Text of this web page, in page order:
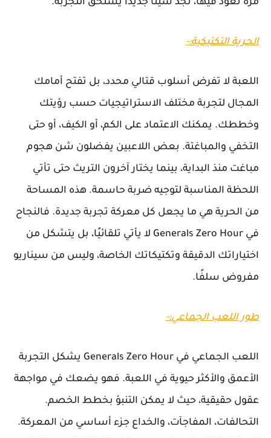
الحرية التكتيكية:-
اللعبة لا تفرض أسلوب قتالي محدد، بل تفتح أمامك
المجال لتجربة مختلف الاستراتيجيات حسب رؤيتك
وخططك. يمكنك الاعتماد على الكم، أو الكيف، أو حتى
التخفي والمباغتة. بعض اللاعبين يفضلون شن هجوم
مباغت منذ البداية، بينما يختار آخرون التريث حتى تأتي
اللحظة المناسبة لتوجيه ضربة حاسمة. هذه المساحة
من الحرية هي ما يجعل كل معركة تجربة جديدة. فالنجاح
في Generals Zero Hour لا يأتي تلقائيًا، بل يتشكل من
اختياراتك الدقيقة وتكتيكاتك الخاصة، وليس من سيناريو
مفروض سلفًا.
طور اللعب الجماعي:-
اللعب الجماعي في Generals Zero Hour يشكل التجربة
الأعمق والأكثر حيوية في اللعبة. فهو يضعك في مواجهة
عقول حقيقية، حيث لا يمكن التنبؤ بخطط الخصم.
التحالفات، المفاجآت، والخداع جزء أساسي من المعركة.